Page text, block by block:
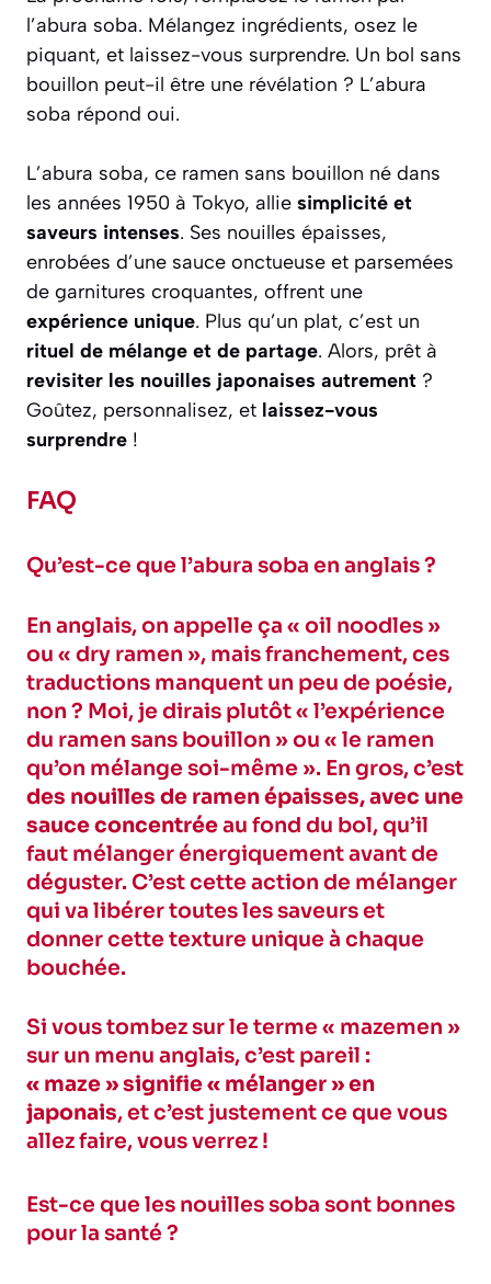
l’abura soba. Mélangez ingrédients, osez le
piquant, et laissez-vous surprendre. Un bol sans
bouillon peut-il être une révélation ? L’abura
soba répond oui.
L’abura soba, ce ramen sans bouillon né dans
les années 1950 à Tokyo, allie simplicité et
saveurs intenses. Ses nouilles épaisses,
enrobées d’une sauce onctueuse et parsemées
de garnitures croquantes, offrent une
expérience unique. Plus qu’un plat, c’est un
rituel de mélange et de partage. Alors, prêt à
revisiter les nouilles japonaises autrement ?
Goûtez, personnalisez, et laissez-vous
surprendre !
FAQ
Qu’est-ce que l’abura soba en anglais ?
En anglais, on appelle ça « oil noodles »
ou « dry ramen », mais franchement, ces
traductions manquent un peu de poésie,
non ? Moi, je dirais plutôt « l’expérience
du ramen sans bouillon » ou « le ramen
qu’on mélange soi-même ». En gros, c’est
des nouilles de ramen épaisses, avec une
sauce concentréeau fond du bol, qu’il
faut mélanger énergiquement avant de
déguster. C’est cette action de mélanger
qui va libérer toutes les saveurs et
donner cette texture unique à chaque
bouchée.
Si vous tombez sur le terme « mazemen »
sur un menu anglais, c’est pareil :
« maze » signifie « mélanger » en
japonais, et c’est justement ce que vous
allez faire, vous verrez !
Est-ce que les nouilles soba sont bonnes
pour la santé ?